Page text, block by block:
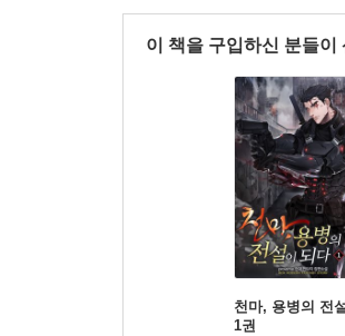
이 책을 구입하신 분들이
천마, 용병의 전
1권